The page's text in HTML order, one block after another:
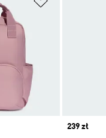
Price
239 zł